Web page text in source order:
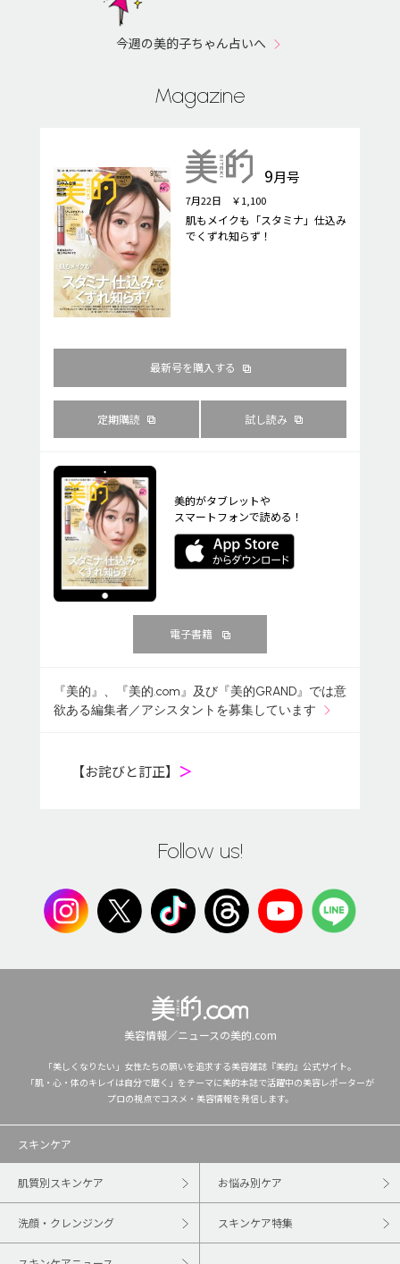
今週の美的子ちゃん占いへ
Magazine
9月号
7月22日 ￥1,100
肌もメイクも「スタミナ」仕込み
でくずれ知らず！
最新号を購入する
定期購読 試し読み
美的がタブレットや
スマートフォンで読める！
電子書籍
『美的』、『美的.com』及び『美的GRAND』では意
欲ある編集者／アシスタントを募集しています
【お詫びと訂正】 ＞
Follow us!
美容情報／ニュースの美的.com
「美しくなりたい」女性たちの願いを追求する美容雑誌『美的』公式サイト。
「肌・心・体のキレイは自分で磨く」をテーマに美的本誌で活躍中の美容レポーターが
プロの視点でコスメ・美容情報を発信します。
スキンケア
肌質別スキンケア お悩み別ケア
洗顔・クレンジング スキンケア特集